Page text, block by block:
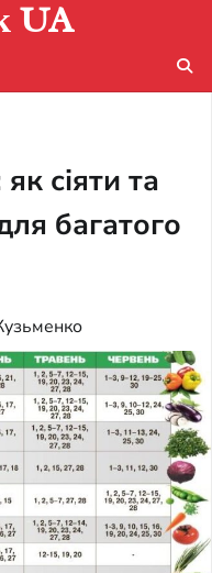
UA
сіяти та
багатого